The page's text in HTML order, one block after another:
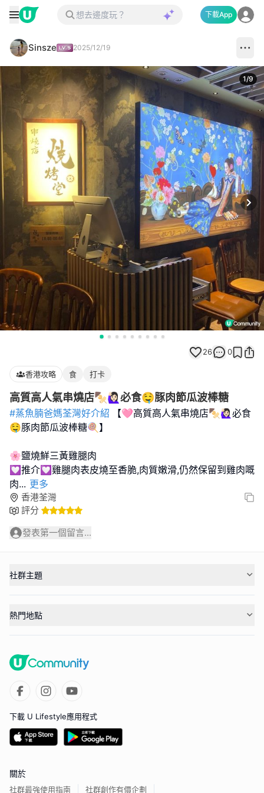
下載App
Sinsze 2025/12/19
1/9
26 0
香港攻略 食 打卡
高質高人氣串燒店🍢🙋🏻‍♀️必食🤤豚肉節瓜波棒糖
#蒸魚腩爸媽荃灣好介紹
【🩷高質高人氣串燒店🍢🙋🏻‍♀️必食
🤤豚肉節瓜波棒糖🍭】
🌸鹽燒鮮三黃雞腿肉
💟推介💟雞腿肉表皮燒至香脆,肉質嫩滑,仍然保留到雞肉嘅
肉... 更多
香港荃灣
評分
發表第一個留言...
社群主題
熱門地點
下載 U Lifestyle應用程式
關於
社群最強使用指南 社群創作有價企劃